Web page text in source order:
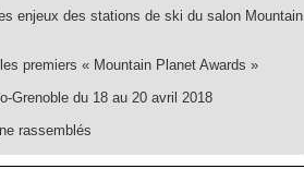
enjeux des stations de ski du salon Mountain
premiers « Mountain Planet Awards »
Grenoble du 18 au 20 avril 2018
rassemblés